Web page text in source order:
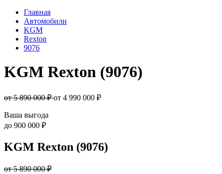
Главная
Автомобили
KGM
Rexton
9076
KGM Rexton (9076)
от 5 890 000 ₽от 4 990 000 ₽
Ваша выгода
до 900 000 ₽
KGM Rexton (9076)
от 5 890 000 ₽